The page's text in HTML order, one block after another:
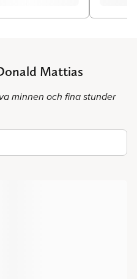
Mattias
minnen och fina stunder